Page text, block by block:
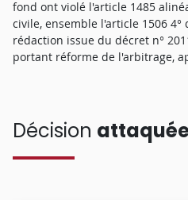
fond ont violé l'article 1485
civile, ensemble l'article 1506
rédaction issue du décret n°
portant réforme de l'arbitrage,
Décision